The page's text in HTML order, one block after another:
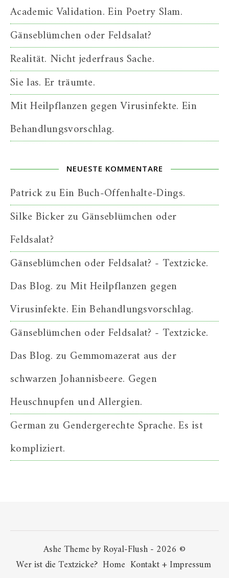
Academic Validation. Ein Poetry Slam.
Gänseblümchen oder Feldsalat?
Realität. Nicht jederfraus Sache.
Sie las. Er träumte.
Mit Heilpflanzen gegen Virusinfekte. Ein
Behandlungsvorschlag.
NEUESTE KOMMENTARE
PatrickzuEin Buch-Offenhalte-Dings.
Silke Bickerzu Gänseblümchen oder
Feldsalat?
Gänseblümchen oder Feldsalat? - Textzicke.
Das Blog. zu Mit Heilpflanzen gegen
Virusinfekte. Ein Behandlungsvorschlag.
Gänseblümchen oder Feldsalat? - Textzicke.
Das Blog. zu Gemmomazerat aus der
schwarzen Johannisbeere. Gegen
Heuschnupfen und Allergien.
Germanzu Gendergerechte Sprache. Es ist
kompliziert.
Ashe Theme by Royal-Flush - 2026 ©
Wer ist die Textzicke? Home Kontakt + Impressum